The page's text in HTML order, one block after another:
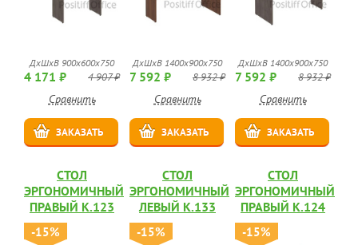
ДхШхВ 900x600x750
4 171 ₽ 4 907 ₽
Сравнить
ЗАКАЗАТЬ
ДхШхВ 1400x900x750
7 592 ₽ 8 932 ₽
Сравнить
ЗАКАЗАТЬ
ДхШхВ 1400x900x750
7 592 ₽ 8 932 ₽
Сравнить
ЗАКАЗАТЬ
СТОЛ
ЭРГОНОМИЧНЫЙ
ПРАВЫЙ К.123
-15%
СТОЛ
ЭРГОНОМИЧНЫЙ
ЛЕВЫЙ К.133
-15%
СТОЛ
ЭРГОНОМИЧНЫЙ
ПРАВЫЙ К.124
-15%